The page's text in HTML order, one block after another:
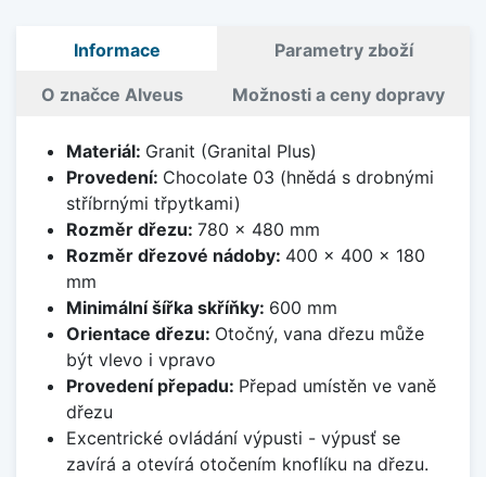
Informace Parametry zboží
O značce Alveus Možnosti a ceny dopravy
Materiál: Granit (Granital Plus)
Provedení: Chocolate 03 (hnědá s drobnými
stříbrnými třpytkami)
Rozměr dřezu: 780 x 480 mm
Rozměr dřezové nádoby: 400 x 400 x 180
mm
Minimální šířka skříňky: 600 mm
Orientace dřezu: Otočný, vana dřezu může
být vlevo i vpravo
Provedení přepadu: Přepad umístěn ve vaně
dřezu
Excentrické ovládání výpusti - výpusť se
zavírá a otevírá otočením knoflíku na dřezu.